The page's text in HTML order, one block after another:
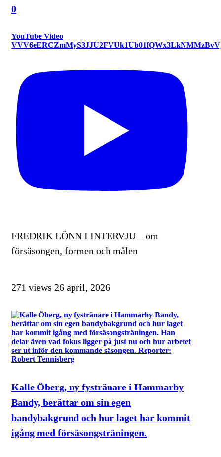
0
YouTube Video
FREDRIK LÖNN I INTERVJU – om
försäsongen, formen och målen
271 views 26 april, 2026
Kalle Öberg, ny fystränare i Hammarby
Bandy, berättar om sin egen
bandybakgrund och hur laget har kommit
igång med försäsongsträningen.